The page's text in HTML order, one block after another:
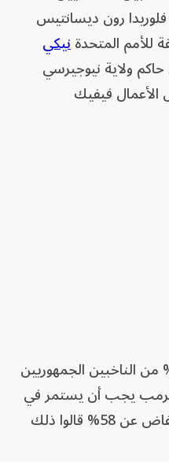
رون ديسانتيس
نيكي
حاكم ولاية نيوجيرسي
فيفيك
سؤال منفصل، قال 50% من الناخبين الجمهوريين
ترمب يجب أن يستمر في
قيادة الحزب الجمهوري، بانخفاض عن 58% قالوا ذلك